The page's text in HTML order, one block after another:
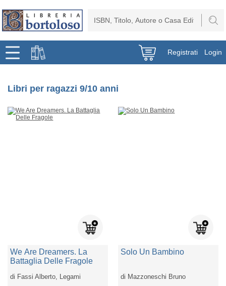
Registrati Login
Libri per ragazzi 9/10 anni
We Are Dreamers. La
Battaglia Delle Fragole
di Fassi Alberto, Legami
Solo Un Bambino
di Mazzoneschi Bruno